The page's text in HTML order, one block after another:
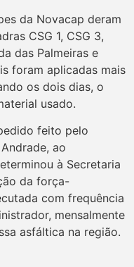
da Novacap deram
CSG 1, CSG 3,
das Palmeiras e
foram aplicadas mais
os dois dias, o
usado.
feito pelo
ao
à Secretaria
da força-
com frequência
mensalmente
asfáltica na região.